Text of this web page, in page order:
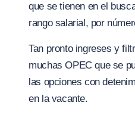
que se tienen en el
rango salarial, por
Tan pronto ingreses y
muchas OPEC que se
las opciones con
en la vacante.